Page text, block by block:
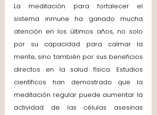
La meditación para fortalecer el
sistema inmune ha ganado mucha
atención en los últimos años, no solo
por su capacidad para calmar la
mente, sino también por sus beneficios
directos en la salud física. Estudios
científicos han demostrado que la
meditación regular puede aumentar la
actividad de las células asesinas